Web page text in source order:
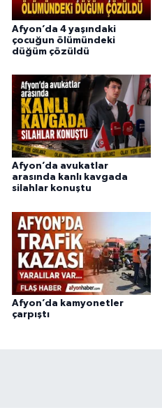
Afyon’da 4 yaşındaki
çocuğun ölümündeki
düğüm çözüldü
Afyon’da avukatlar
arasında kanlı kavgada
silahlar konuştu
Afyon’da kamyonetler
çarpıştı